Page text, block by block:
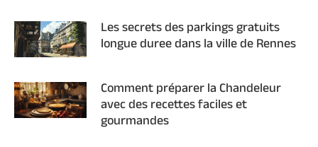
Les secrets des parkings gratuits
longue duree dans la ville de Rennes
Comment préparer la Chandeleur
avec des recettes faciles et
gourmandes